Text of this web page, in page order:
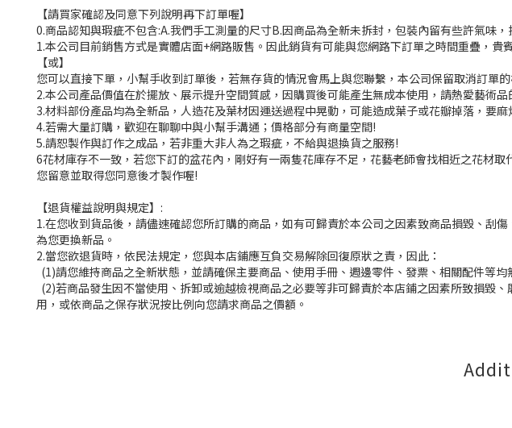
【請買家確認及同意下列說明再下訂單喔】
0.商品認知與瑕疵不包含:A.我們手工測量的尺寸B.因商品為全新未拆封，包裝內留有些許氣味
1.本公司目前銷售方式是實體店面+網路販售。因此銷貨有可能與您網路下訂單之時間重疊，
【或】
您可以直接下單，小幫手收到訂單後，若無存貨的情況會馬上與您聯繫，本公司保留取消訂單
2.本公司產品價值在於擺放、展示提升空間質感，因購買後可能產生無成本使用，請熱愛藝術
3.材料部份產品均為全新品，人造花及葉材因運送過程中晃動，可能造成葉子或花瓣掉落，要
4.若需大量訂購，歡迎在聊聊中與小幫手溝通；價格部分有商量空間!
5.請恕製作與訂作之成品，若非重大非人為之瑕疵，不給與退換貨之服務!
6花材庫存不一致，若您下訂的盆花內，剛好有一兩隻花庫存不足，花藝老師會找相近之花材
您留意並取得您同意後才製作喔!
【退貨權益說明與規定】:
1.在您收到貨品後，請儘速確認您所訂購的商品，如有可歸責於本公司之因素致商品損毀、刮
為您更換新品。
2.當您欲退貨時，依民法規定，您與本店鋪應互負交易解除回復原狀之責，因此：
(1)請您維持商品之全新狀態，並請確保主要商品、使用手冊、週邊零件、發票、相關配件等
(2)若商品發生因不當使用、拆卸或逾越檢視商品之必要等非可歸責於本店鋪之因素所致損毀
用，或依商品之保存狀況按比例向您請求商品之價額。